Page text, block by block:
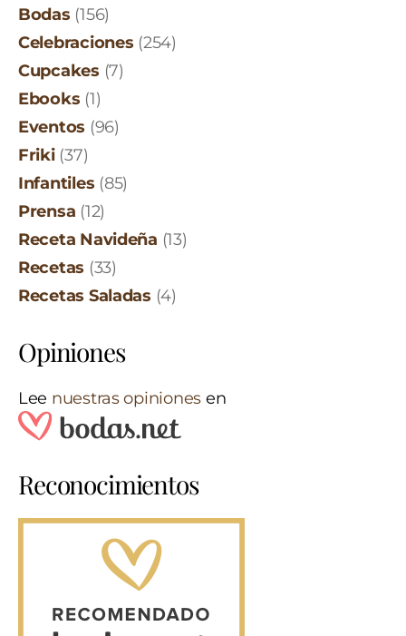
Bodas (156)
Celebraciones (254)
Cupcakes (7)
Ebooks (1)
Eventos (96)
Friki(37)
Infantiles (85)
Prensa (12)
Receta Navideña (13)
Recetas (33)
Recetas Saladas (4)
Opiniones
Lee nuestras opiniones en
Reconocimientos